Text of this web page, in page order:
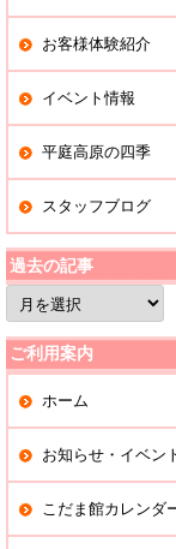
お客様体験紹介
イベント情報
平庭高原の四季
スタッフブログ
過去の記事
過
去
の
記
事
ご利用案内
ホーム
お知らせ・イベン
こだま館カレンダ